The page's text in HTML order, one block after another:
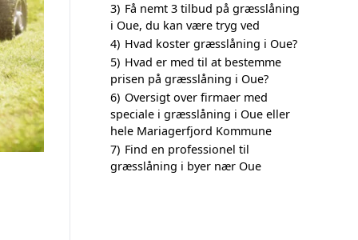
3) Få nemt 3 tilbud på græsslåning
i Oue, du kan være tryg ved
4) Hvad koster græsslåning i Oue?
5) Hvad er med til at bestemme
prisen på græsslåning i Oue?
6) Oversigt over firmaer med
speciale i græsslåning i Oue eller
hele Mariagerfjord Kommune
7) Find en professionel til
græsslåning i byer nær Oue